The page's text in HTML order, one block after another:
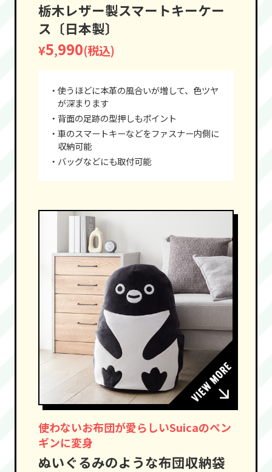
栃木レザー製スマートキーケー
ス〔日本製〕
¥5,990(税込)
・使うほどに本革の風合いが増して、色ツヤ
が深まります
・背面の足跡の型押しもポイント
・車のスマートキーなどをファスナー内側に
収納可能
・バッグなどにも取付可能
使わないお布団が愛らしいSuicaのペン
ギンに変身
ぬいぐるみのような布団収納袋